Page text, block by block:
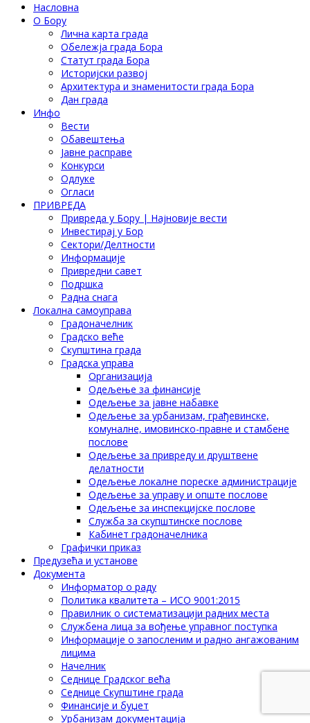
Насловна
О Бору
Лична карта града
Обележја града Бора
Статут града Бора
Историјски развој
Архитектура и знаменитости града Бора
Дан града
Инфо
Вести
Обавештења
Јавне расправе
Конкурси
Одлуке
Огласи
ПРИВРЕДА
Привреда у Бору | Најновије вести
Инвестирај у Бор
Сектори/Делтности
Информације
Привредни савет
Подршка
Радна снага
Локална самоуправа
Градоначелник
Градско веће
Скупштина града
Градска управа
Организација
Одељење за финансије
Одељење за јавне набавке
Одељење за урбанизам, грађевинске,
комуналне, имовинско-правне и стамбене
послове
Одељење за привреду и друштвене
делатности
Одељење локалне пореске администрације
Одељење за управу и опште послове
Одељење за инспекцијске послове
Служба за скупштинске послове
Кабинет градоначелника
Графички приказ
Предузећа и установе
Документа
Информатор о раду
Политика квалитета – ИСО 9001:2015
Правилник о систематизацији радних места
Службена лица за вођење управног поступка
Информације о запосленим и радно ангажованим
лицима
Начелник
Седнице Градског већа
Седнице Скупштине града
Финансије и буџет
Урбанизам документација